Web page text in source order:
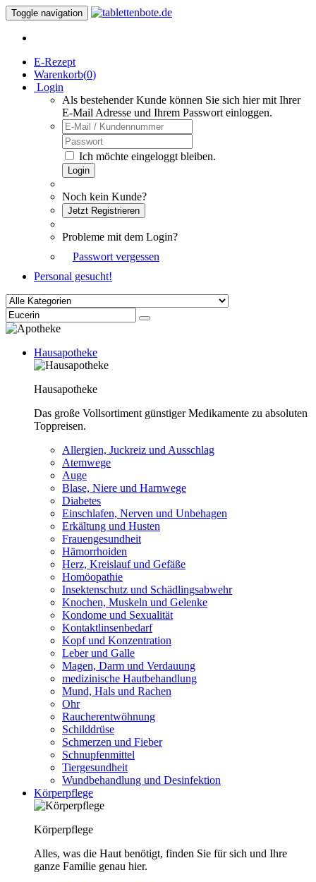
Toggle navigation
E-Rezept
Warenkorb(0)
Login
Als bestehender Kunde können Sie sich hier mit Ihrer
E-Mail Adresse und Ihrem Passwort einloggen.
Ich möchte eingeloggt bleiben.
Login
Noch kein Kunde?
Jetzt Registrieren
Probleme mit dem Login?
Passwort vergessen
Personal gesucht!
Hausapotheke
Hausapotheke
Das große Vollsortiment günstiger Medikamente zu absoluten
Toppreisen.
Allergien, Juckreiz und Ausschlag
Atemwege
Auge
Blase, Niere und Harnwege
Diabetes
Einschlafen, Nerven und Unbehagen
Erkältung und Husten
Frauengesundheit
Hämorrhoiden
Herz, Kreislauf und Gefäße
Homöopathie
Insektenschutz und Schädlingsabwehr
Knochen, Muskeln und Gelenke
Kondome und Sexualität
Kontaktlinsenbedarf
Kopf und Konzentration
Leber und Galle
Magen, Darm und Verdauung
medizinische Hautbehandlung
Mund, Hals und Rachen
Ohr
Raucherentwöhnung
Schilddrüse
Schmerzen und Fieber
Schnupfenmittel
Tiergesundheit
Wundbehandlung und Desinfektion
Körperpflege
Körperpflege
Alles, was die Haut benötigt, finden Sie für sich und Ihre
ganze Familie genau hier.